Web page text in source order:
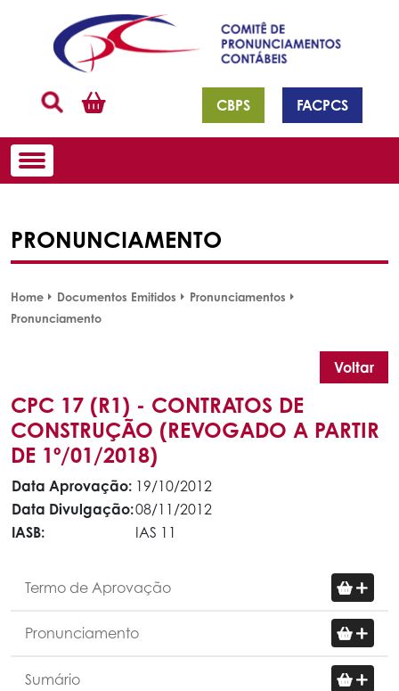
CBPS FACPCS
PRONUNCIAMENTO
Home Documentos Emitidos
Pronunciamentos
Pronunciamento
Voltar
CPC 17 (R1) - CONTRATOS DE
CONSTRUÇÃO (REVOGADO A PARTIR
DE 1º/01/2018)
Data Aprovação: 19/10/2012
Data Divulgação:08/11/2012
IASB:
IAS 11
Termo de Aprovação
Pronunciamento
Sumário